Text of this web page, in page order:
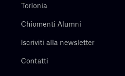
Torlonia
Chiomenti Alumni
Iscriviti alla newsletter
Contatti